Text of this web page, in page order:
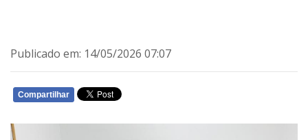
Publicado em: 14/05/2026 07:07
Compartilhar